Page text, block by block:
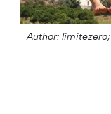
Author: limitezero;